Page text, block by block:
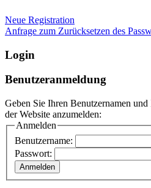
Neue Registration
Anfrage zum Zurücksetzen des
Login
Benutzeranmeldung
Geben Sie Ihren Benutzernamen
der Website anzumelden:
Anmelden
Benutzername:
Passwort: